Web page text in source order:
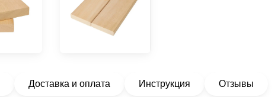
Доставка и оплата Инструкция Отзывы